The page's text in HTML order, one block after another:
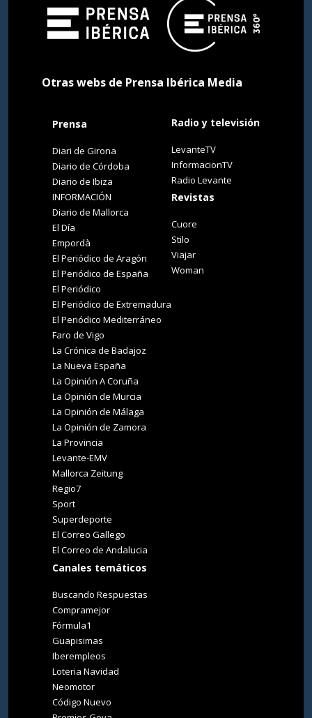
Otras webs de Prensa Ibérica Media
Prensa
Diari de Girona
Diario de Córdoba
Diario de Ibiza
INFORMACIÓN
Diario de Mallorca
El Día
Empordà
El Periódico de Aragón
El Periódico de España
El Periódico
El Periódico de Extremadura
El Periódico Mediterráneo
Faro de Vigo
La Crónica de Badajoz
La Nueva España
La Opinión A Coruña
La Opinión de Murcia
La Opinión de Málaga
La Opinión de Zamora
La Provincia
Levante-EMV
Mallorca Zeitung
Regio7
Sport
Superdeporte
El Correo Gallego
El Correo de Andalucia
Canales temáticos
Buscando Respuestas
Compramejor
Fórmula1
Guapisimas
Iberempleos
Loteria Navidad
Neomotor
Código Nuevo
Radio y televisión
LevanteTV
InformacionTV
Radio Levante
Revistas
Cuore
Stilo
Viajar
Woman